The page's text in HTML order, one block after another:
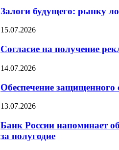
Залоги будущего: рынку
15.07.2026
Согласие на получение
14.07.2026
Обеспечение защищенного
13.07.2026
Банк России напоминает
за полугодие